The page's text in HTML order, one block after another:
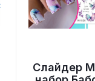
Слайдер